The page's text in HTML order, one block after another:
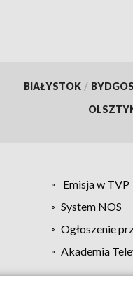
BIAŁYSTOK /
Emisja w TVP
System NOS
Ogłoszenie
Akademia